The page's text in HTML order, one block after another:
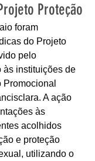
Proteção
foram
do Projeto
pelo
às instituições de
A ação
às
acolhidos
e proteção
utilizando o